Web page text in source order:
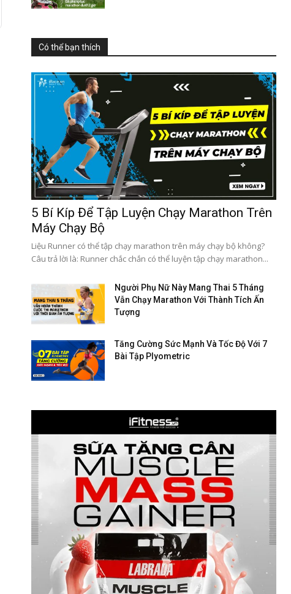
Có thể bạn thích
5 Bí Kíp Để Tập Luyện Chạy Marathon Trên
Máy Chạy Bộ
Liệu Runner có thể tập chạy marathon trên máy chạy bộ không?
Câu trả lời là: Runner chắc chắn có thể luyện tập chạy marathon...
Người Phụ Nữ Này Mang Thai 5 Tháng
Vẫn Chạy Marathon Với Thành Tích Ấn
Tượng
Tăng Cường Sức Mạnh Và Tốc Độ Với 7
Bài Tập Plyometric